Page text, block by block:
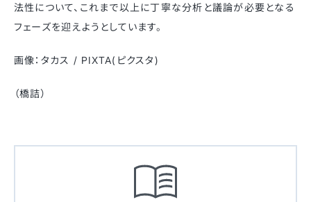
法性について、これまで以上に丁寧な分析と議論が必要となる
フェーズを迎えようとしています。
画像：タカス / PIXTA(ピクスタ)
（橋詰）